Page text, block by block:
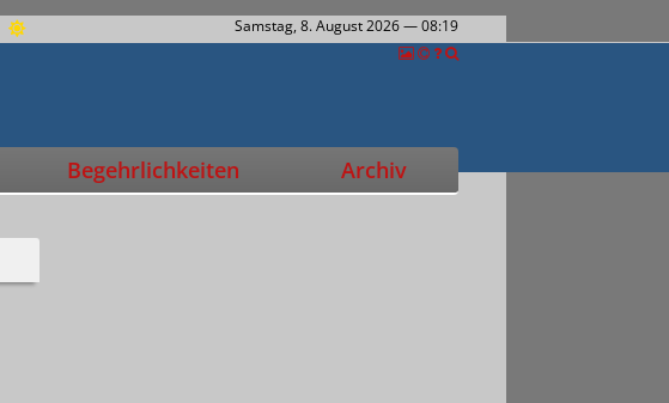
Samstag, 8. August 2026— 08:19
Begehrlichkeiten Archiv